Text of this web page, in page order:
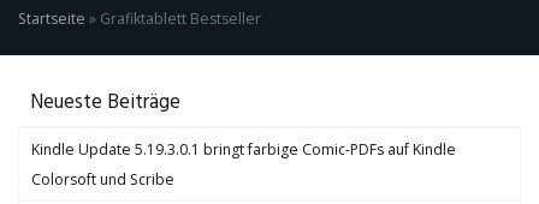
Startseite » Grafiktablett Bestseller
Neueste Beiträge
Kindle Update 5.19.3.0.1 bringt farbige Comic-PDFs auf Kindle
Colorsoft und Scribe